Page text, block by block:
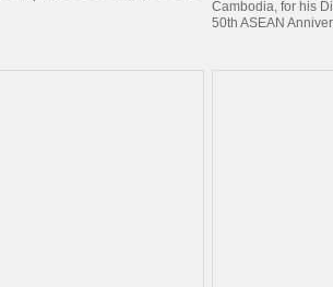
Cambodia, for his
50th ASEAN